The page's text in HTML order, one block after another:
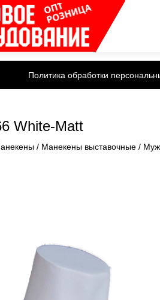
Политика обработки
White-Matt
/ Манекены выставочные /